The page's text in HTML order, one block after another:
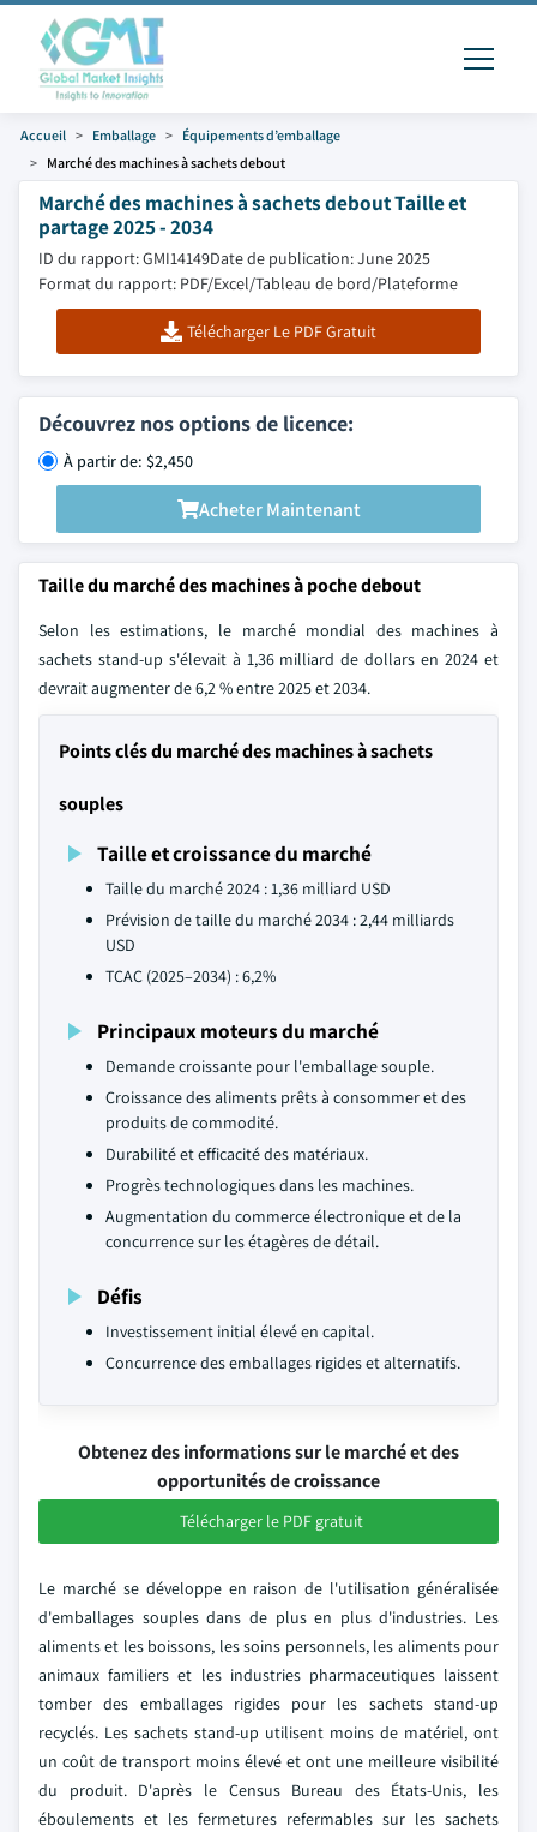
Accueil Emballage
Équipements d’emballage
Marché des machines à sachets debout
Marché des machines à sachets debout Taille et
partage 2025 - 2034
ID du rapport: GMI14149Date de publication: June 2025
Format du rapport: PDF/Excel/Tableau de bord/Plateforme
Télécharger Le PDF Gratuit
Découvrez nos options de licence:
À partir de: $2,450
Acheter Maintenant
Taille du marché des machines à poche debout
Selon les estimations, le marché mondial des machines à
sachets stand-up s'élevait à 1,36 milliard de dollars en 2024 et
devrait augmenter de 6,2 % entre 2025 et 2034.
Points clés du marché des machines à sachets
souples
Taille et croissance du marché
Taille du marché 2024 : 1,36 milliard USD
Prévision de taille du marché 2034 : 2,44 milliards
USD
TCAC (2025–2034) : 6,2%
Principaux moteurs du marché
Demande croissante pour l'emballage souple.
Croissance des aliments prêts à consommer et des
produits de commodité.
Durabilité et efficacité des matériaux.
Progrès technologiques dans les machines.
Augmentation du commerce électronique et de la
concurrence sur les étagères de détail.
Défis
Investissement initial élevé en capital.
Concurrence des emballages rigides et alternatifs.
Obtenez des informations sur le marché et des
opportunités de croissance
Télécharger le PDF gratuit
Le marché se développe en raison de l'utilisation généralisée
d'emballages souples dans de plus en plus d'industries. Les
aliments et les boissons, les soins personnels, les aliments pour
animaux familiers et les industries pharmaceutiques laissent
tomber des emballages rigides pour les sachets stand-up
recyclés. Les sachets stand-up utilisent moins de matériel, ont
un coût de transport moins élevé et ont une meilleure visibilité
du produit. D'après le Census Bureau des États-Unis, les
éboulements et les fermetures refermables sur les sachets